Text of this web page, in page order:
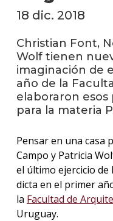
18 dic. 2018
Christian Font,
Wolf tienen
imaginación de
año de la
elaboraron
para la materia
Pensar en una casa
Campo y Patricia
el último ejercicio de
dicta en el primer
la Facultad de
Uruguay.